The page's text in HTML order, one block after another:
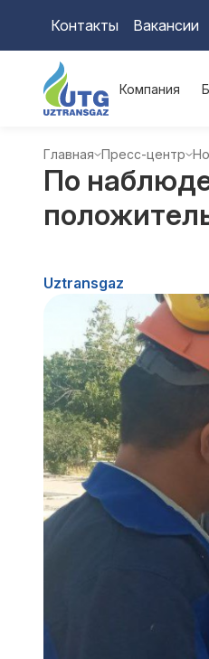
Контакты Вакансии
Компания
Главная Пресс-центр
По
Uztransgaz